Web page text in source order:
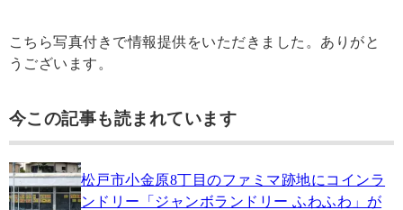
こちら写真付きで情報提供をいただきました。ありがと
うございます。
今この記事も読まれています
松戸市小金原8丁目のファミマ跡地にコインラ
ンドリー「ジャンボランドリー ふわふわ」が